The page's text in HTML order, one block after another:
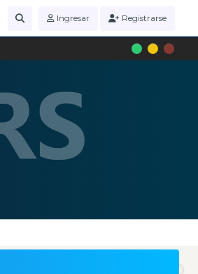
Ingresar Registrarse